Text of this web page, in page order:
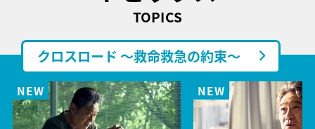
TOPICS
クロスロード ～救命救急の約束～